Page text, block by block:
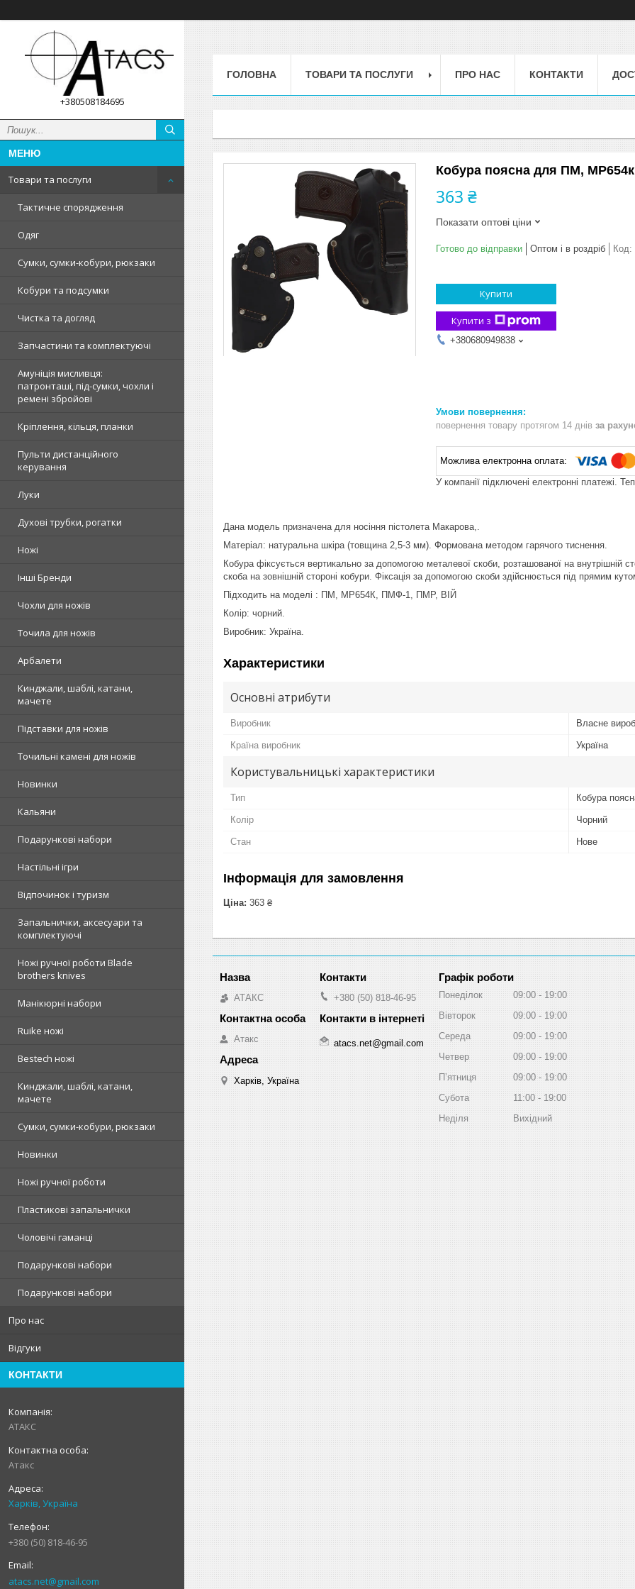
+380508184695
Товари та послуги
Тактичне спорядження
Одяг
Сумки, сумки-кобури, рюкзаки
Кобури та подсумки
Чистка та догляд
Запчастини та комплектуючі
Амуніція мисливця:
патронташі, під-сумки, чохли і
ремені збройові
Кріплення, кільця, планки
Пульти дистанційного
керування
Луки
Духові трубки, рогатки
Ножі
Інші Бренди
Чохли для ножів
Точила для ножів
Арбалети
Кинджали, шаблі, катани,
мачете
Підставки для ножів
Точильні камені для ножів
Новинки
Кальяни
Подарункові набори
Настільні ігри
Відпочинок і туризм
Запальнички, аксесуари та
комплектуючі
Ножі ручної роботи Blade
brothers knives
Манікюрні набори
Ruike ножі
Bestech ножі
Кинджали, шаблі, катани,
мачете
Сумки, сумки-кобури, рюкзаки
Новинки
Ножі ручної роботи
Пластикові запальнички
Чоловічі гаманці
Подарункові набори
Подарункові набори
Про нас
Відгуки
КОНТАКТИ
АТАКС
Атакс
Харків, Україна
+380 (50) 818-46-95
atacs.net@gmail.com
ГОЛОВНА ТОВАРИ ТА ПОСЛУГИ ПРО НАС КОНТАКТИ
Кобура поясна для ПМ,
363 ₴
Показати оптові ціни
Готово до відправки Оптом і в роздріб Код:
Купити
Купити з
+380680949838
повернення товару протягом 14 днів за
У компанії підключені електронні платежі.
Дана модель призначена для носіння пістолета Макарова,.
Матеріал: натуральна шкіра (товщина 2,5-3 мм). Формована методом гарячого тиснення.
Кобура фіксується вертикально за допомогою металевої скоби, розташованої на внутрішній
скоба на зовнішній стороні кобури. Фіксація за допомогою скоби здійснюється під прямим
Підходить на моделі : ПМ, МР654К, ПМФ-1, ПМР, ВІЙ
Колір: чорний.
Виробник: Україна.
Характеристики
Основні атрибути
Виробник Власне
Країна виробник Україна
Користувальницькі характеристики
Тип Кобура
Колір Чорний
Стан Нове
Інформація для замовлення
Ціна: 363 ₴
АТАКС
Атакс
Харків, Україна
+380 (50) 818-46-95
atacs.net@gmail.com
Графік роботи
Понеділок 09:00
19:00
Вівторок
09:00
19:00
Середа
09:00
19:00
Четвер
09:00
19:00
Пʼятниця
09:00
19:00
Субота
11:00
19:00
Неділя
Вихідний